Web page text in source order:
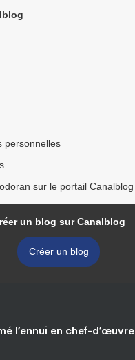
personnelles
sur le portail Canalblog
un blog sur Canalblog
Créer un blog
l’ennui en chef-d’œuvre